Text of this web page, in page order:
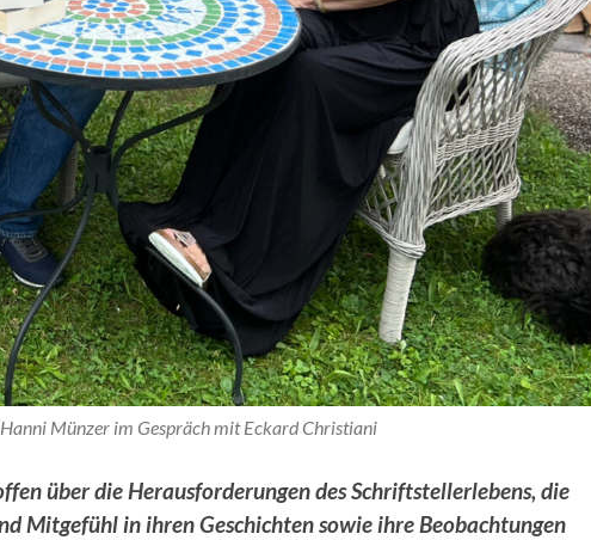
Hanni Münzer im Gespräch mit Eckard Christiani
über die Herausforderungen des Schriftstellerlebens, die
Mitgefühl in ihren Geschichten sowie ihre Beobachtungen